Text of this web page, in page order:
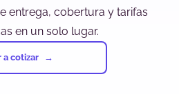
entrega, cobertura y tarifas
en un solo lugar.
a cotizar